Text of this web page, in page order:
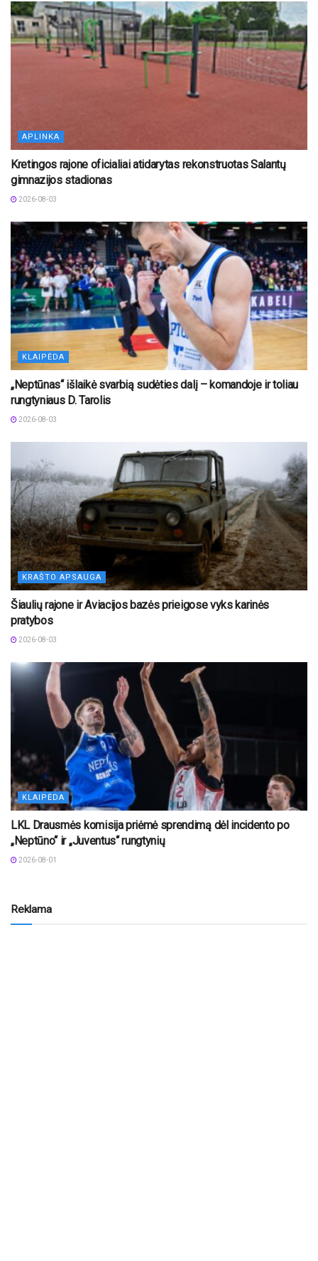
APLINKA
Kretingos rajone oficialiai atidarytas rekonstruotas Salantų
gimnazijos stadionas
2026-08-03
KLAIPĖDA
„Neptūnas“ išlaikė svarbią sudėties dalį – komandoje ir toliau
rungtyniaus D. Tarolis
2026-08-03
KRAŠTO APSAUGA
Šiaulių rajone ir Aviacijos bazės prieigose vyks karinės
pratybos
2026-08-03
KLAIPĖDA
LKL Drausmės komisija priėmė sprendimą dėl incidento po
„Neptūno“ ir „Juventus“ rungtynių
2026-08-01
Reklama